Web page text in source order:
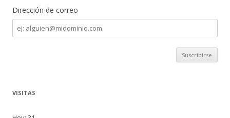
Dirección de correo
Dirección
de
correo
VISITAS